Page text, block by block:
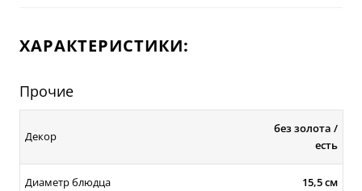
ХАРАКТЕРИСТИКИ:
Прочие
Декор
без золота /
есть
Диаметр блюдца 15,5 см